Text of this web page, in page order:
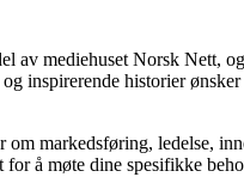
mediehuset Norsk Nett,
inspirerende historier
markedsføring, ledelse,
å møte dine spesifikke